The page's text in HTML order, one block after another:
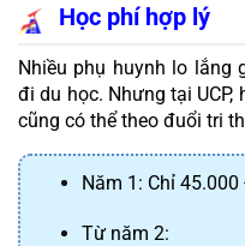
Học phí hợp lý
Nhiều phụ huynh lo lắng
đi du học. Nhưng tại
cũng có thể theo đuổi tri
Năm 1: Chỉ
Từ năm 2: